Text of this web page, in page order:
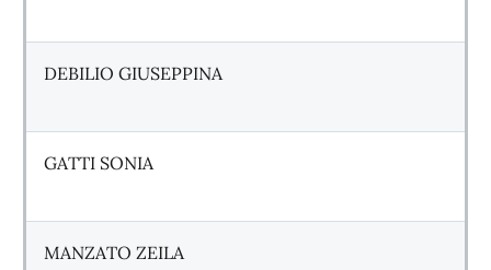
DEBILIO GIUSEPPINA
GATTI SONIA
MANZATO ZEILA